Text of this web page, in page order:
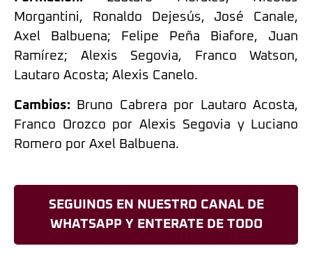
Morgantini, Ronaldo Dejesús, José Canale,
Axel Balbuena; Felipe Peña Biafore, Juan
Ramírez; Alexis Segovia, Franco Watson,
Lautaro Acosta; Alexis Canelo.
Cambios: Bruno Cabrera por Lautaro Acosta,
Franco Orozco por Alexis Segovia y Luciano
Romero por Axel Balbuena.
SEGUINOS EN NUESTRO CANAL DE
WHATSAPP Y ENTERATE DE TODO